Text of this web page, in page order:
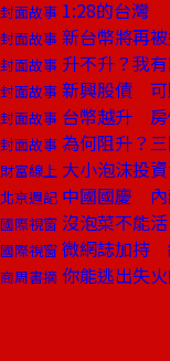
封面故事 1:28的台灣
封面故事 新台幣將再
封面故事 升不升？我
封面故事 新興股債 可
封面故事 台幣越升 房
封面故事 為何阻升？
財富線上 大小泡沫投
北京週記 中國國慶 內
國際視窗 沒泡菜不能
國際視窗 微網誌加持
商周書摘 你能逃出失